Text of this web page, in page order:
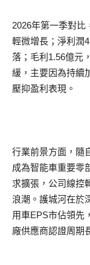
2026年第一季對比
輕微增長；淨利潤
落；毛利1.56億元
緩，主要因為持續
壓抑盈利表現。
行業前景方面，隨
成為智能車重要零
求擴張，公司線控
浪潮。護城河在於
用車EPS市佔領先
廠供應商認證周期